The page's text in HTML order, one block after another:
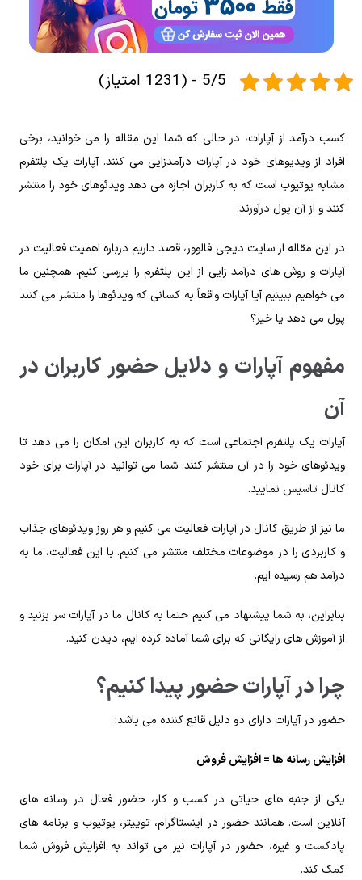
5/5 - (1231 امتیاز)
کسب درآمد از آپارات، در حالی که شما این مقاله را می‌ خوانید، برخی
افراد از ویدیوهای خود در آپارات درآمدزایی می‌ کنند. آپارات یک پلتفرم
مشابه یوتیوب است که به کاربران اجازه می‌ دهد ویدئوهای خود را منتشر
کنند و از آن پول درآورند.
در این مقاله از سایت دیجی فالوور، قصد داریم درباره اهمیت فعالیت در
آپارات و روش‌ های درآمد زایی از این پلتفرم را بررسی کنیم. همچنین ما
می‌ خواهیم ببینیم آیا آپارات واقعاً به کسانی که ویدئوها را منتشر می‌ کنند
پول می‌ دهد یا خیر؟
مفهوم آپارات و دلایل حضور کاربران در
آن
آپارات یک پلتفرم اجتماعی است که به کاربران این امکان را می‌ دهد تا
ویدئوهای خود را در آن منتشر کنند. شما می‌ توانید در آپارات برای خود‌
کانال تاسیس نمایید.
ما نیز از طریق کانال در آپارات فعالیت می‌ کنیم و هر روز ویدئوهای جذاب
و کاربردی را در موضوعات مختلف منتشر می‌ کنیم. با این فعالیت، ما به
درآمد هم رسیده‌ ایم.
بنابراین، به شما پیشنهاد می‌ کنیم حتما به کانال ما در آپارات سر بزنید و
از آموزش‌ های رایگانی که برای شما آماده کرده‌ ایم، دیدن کنید.
چرا در آپارات حضور پیدا کنیم؟
حضور در آپارات دارای دو دلیل قانع‌ کننده می‌ باشد:
افزایش رسانه‌ ها = افزایش فروش
یکی از جنبه‌ های حیاتی در کسب و کار، حضور فعال در رسانه‌ های
آنلاین است. همانند حضور در اینستاگرام، توییتر، یوتیوب و برنامه‌ های
پادکست و غیره، حضور در آپارات نیز می‌ تواند به افزایش فروش شما
کمک کند.